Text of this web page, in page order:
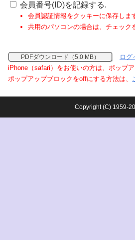
会員番号(ID)を記録する.
会員認証情報をクッキーに保存し
共用のパソコンの場合は、チェック
PDFダウンロード（5.0 MB）
ログ
iPhone（safari）をお使いの方は、ポップ
ポップアップブロックをoffにする方法は、
Copyright (C) 1959-